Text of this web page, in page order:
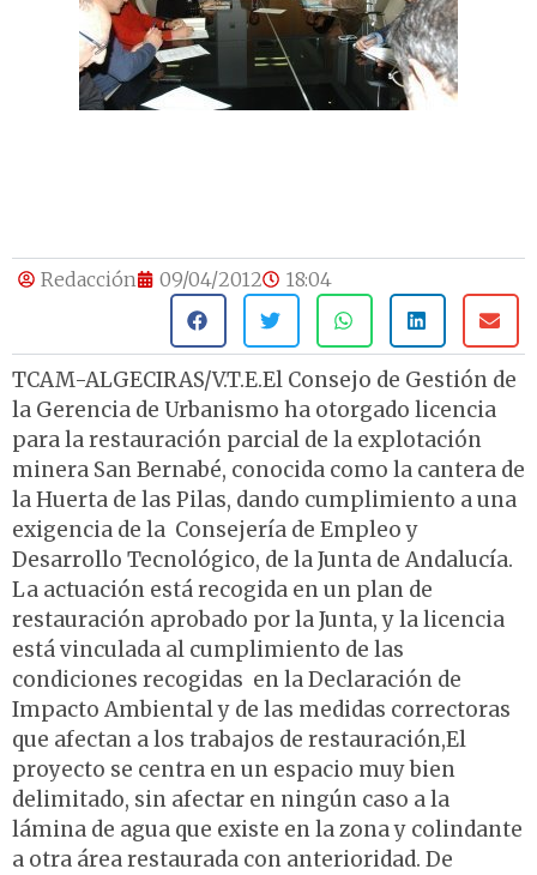
Redacción 09/04/2012 18:04
TCAM-ALGECIRAS/V.T.E.El Consejo de Gestión de
la Gerencia de Urbanismo ha otorgado licencia
para la restauración parcial de la explotación
minera San Bernabé, conocida como la cantera de
la Huerta de las Pilas, dando cumplimiento a una
exigencia de la Consejería de Empleo y
Desarrollo Tecnológico, de la Junta de Andalucía.
La actuación está recogida en un plan de
restauración aprobado por la Junta, y la licencia
está vinculada al cumplimiento de las
condiciones recogidas en la Declaración de
Impacto Ambiental y de las medidas correctoras
que afectan a los trabajos de restauración,El
proyecto se centra en un espacio muy bien
delimitado, sin afectar en ningún caso a la
lámina de agua que existe en la zona y colindante
a otra área restaurada con anterioridad. De